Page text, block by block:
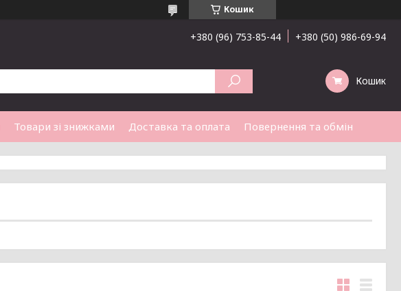
Кошик
+380 (96) 753-85-44 +380 (50) 986-69-94
Кошик
Товари зі знижками Доставка та оплата Повернення та обмін